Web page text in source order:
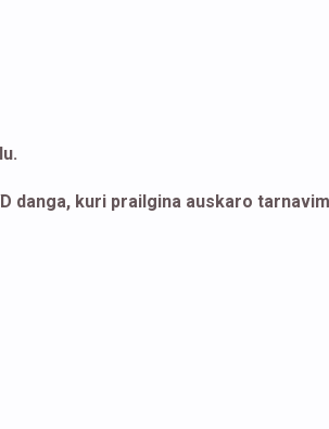
danga, kuri prailgina auskaro